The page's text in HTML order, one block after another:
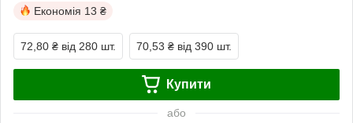
Економія 13 ₴
72,80 ₴ від 280 шт. 70,53 ₴ від 390 шт.
Купити
або